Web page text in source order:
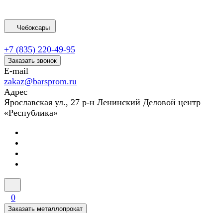
Чебоксары
+7 (835) 220-49-95
Заказать звонок
E-mail
zakaz@barsprom.ru
Адрес
Ярославская ул., 27 р-н Ленинский Деловой центр
«Республика»
0
Заказать металлопрокат